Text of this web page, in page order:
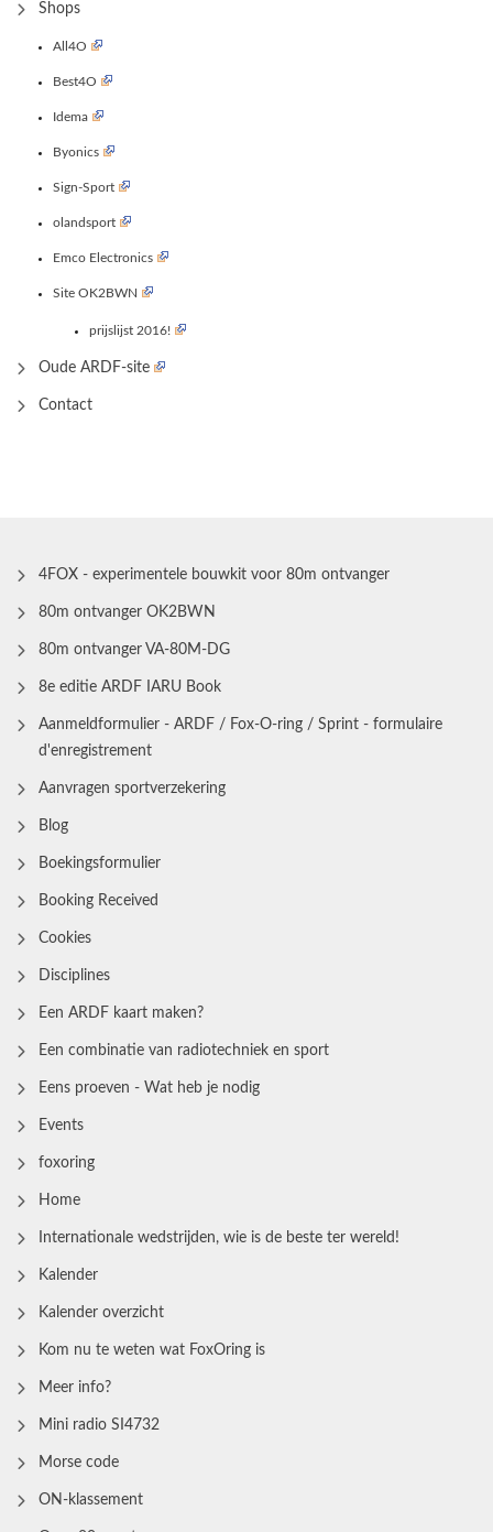
Shops
All4O
Best4O
Idema
Byonics
Sign-Sport
olandsport
Emco Electronics
Site OK2BWN
prijslijst 2016!
Oude ARDF-site
Contact
4FOX - experimentele bouwkit voor 80m ontvanger
80m ontvanger OK2BWN
80m ontvanger VA-80M-DG
8e editie ARDF IARU Book
Aanmeldformulier - ARDF / Fox-O-ring / Sprint - formulaire
d'enregistrement
Aanvragen sportverzekering
Blog
Boekingsformulier
Booking Received
Cookies
Disciplines
Een ARDF kaart maken?
Een combinatie van radiotechniek en sport
Eens proeven - Wat heb je nodig
Events
foxoring
Home
Internationale wedstrijden, wie is de beste ter wereld!
Kalender
Kalender overzicht
Kom nu te weten wat FoxOring is
Meer info?
Mini radio SI4732
Morse code
ON-klassement